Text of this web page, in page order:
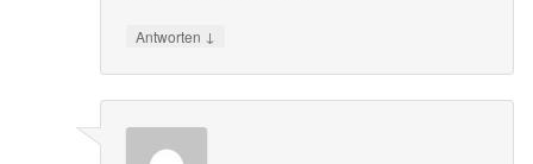
Antworten ↓